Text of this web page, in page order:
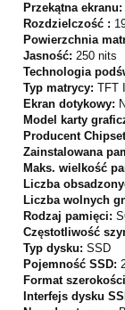
Przekątna ekranu:
Rozdzielczość :
Powierzchnia
Jasność: 250 nits
Technologia
Typ matrycy: TFT
Ekran dotykowy:
Model karty
Producent
Zainstalowana
Maks. wielkość
Liczba
Liczba wolnych
Rodzaj pamięci:
Częstotliwość
Typ dysku: SSD
Pojemność SSD:
Format
Interfejs dysku